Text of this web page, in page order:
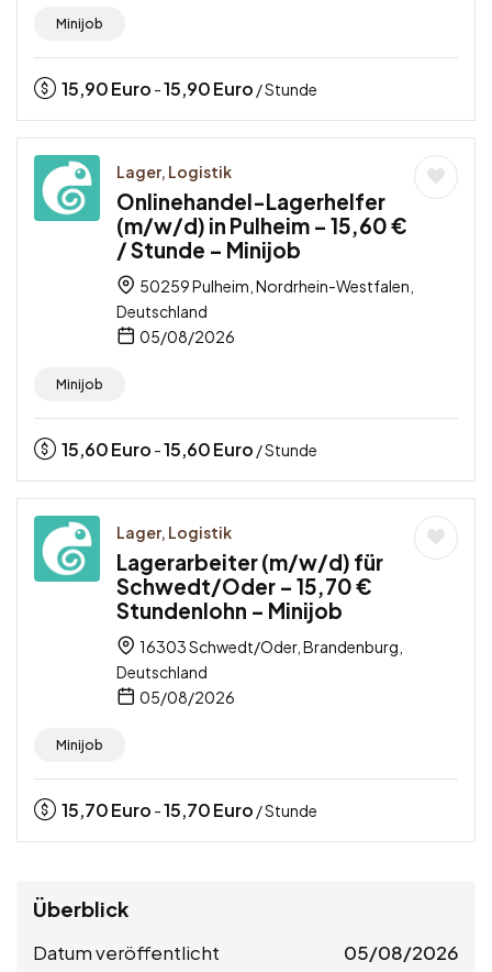
Minijob
15,90Euro -15,90Euro / Stunde
Lager, Logistik
Onlinehandel-Lagerhelfer
(m/w/d) in Pulheim – 15,60 €
/ Stunde – Minijob
50259 Pulheim, Nordrhein-Westfalen,
Deutschland
05/08/2026
Minijob
15,60Euro -15,60Euro / Stunde
Lager, Logistik
Lagerarbeiter (m/w/d) für
Schwedt/Oder – 15,70 €
Stundenlohn – Minijob
16303 Schwedt/Oder, Brandenburg,
Deutschland
05/08/2026
Minijob
15,70Euro -15,70Euro / Stunde
Überblick
Datum veröffentlicht 05/08/2026